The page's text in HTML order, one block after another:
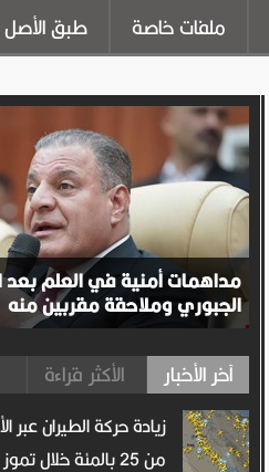
ملفات خاصة طبق الأصل
مداهمات أمنية في العلم بعد
الجبوري وملاحقة مقربين منه
آخر الأخبار الأكثر قراءة
زيادة حركة الطيران عبر
من 25 بالمئة خلال تموز